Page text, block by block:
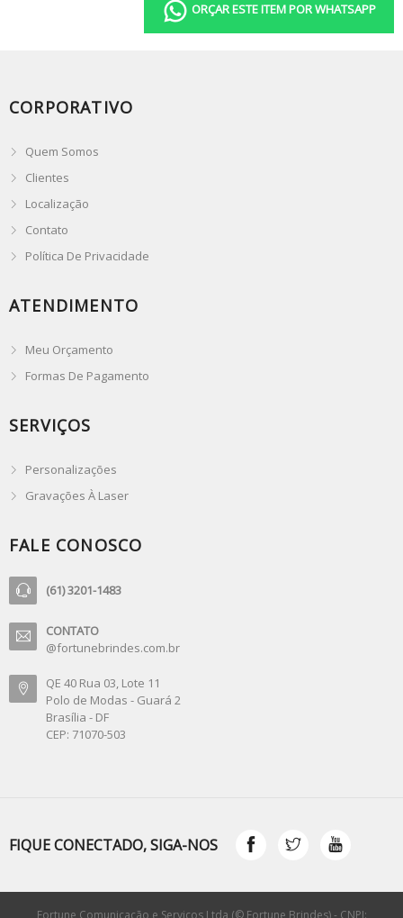
ORÇAR ESTE ITEM POR WHATSAPP
CORPORATIVO
Quem Somos
Clientes
Localização
Contato
Política De Privacidade
ATENDIMENTO
Meu Orçamento
Formas De Pagamento
SERVIÇOS
Personalizações
Gravações À Laser
FALE CONOSCO
(61) 3201-1483
CONTATO
@fortunebrindes.com.br
QE 40 Rua 03, Lote 11
Polo de Modas - Guará 2
Brasília - DF
CEP: 71070-503
FIQUE CONECTADO, SIGA-NOS
Fortune Comunicação e Serviços Ltda (© Fortune Brindes) - CNPJ: